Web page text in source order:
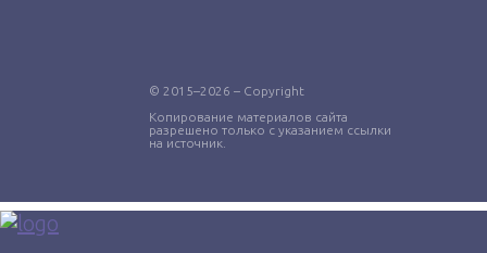
© 2015–2026 – Copyright
Копирование материалов сайта
разрешено только с указанием ссылки
на источник.